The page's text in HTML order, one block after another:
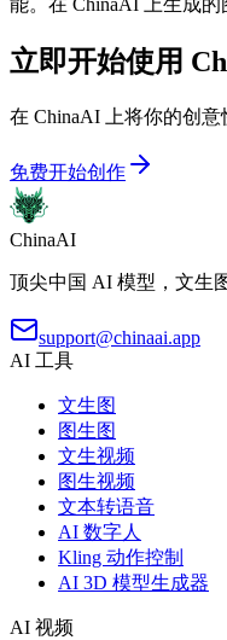
能。在 ChinaAI 上生成
立即开始使用
在 ChinaAI 上将你的创
免费开始创作
ChinaAI
顶尖中国 AI 模型，文生
support@chinaai.app
AI 工具
文生图
图生图
文生视频
图生视频
文本转语音
AI 数字人
Kling 动作控制
AI 3D 模型生成器
AI 视频